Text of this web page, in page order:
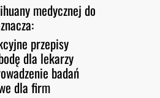
medycznej do
przepisy
dla lekarzy
badań
dla firm